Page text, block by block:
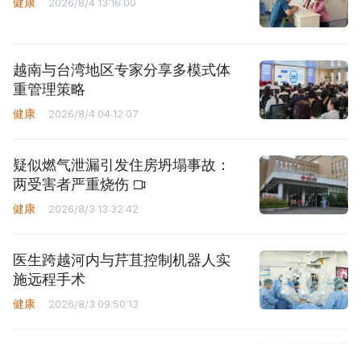
越南与台湾地区专家分享多模式体
重管理策略
健康 2026/8/4 04:12:07
疑似燃气泄漏引发住房坍塌事故：
两受害者严重烧伤
健康 2026/8/3 13:32:42
医生跨越河内与芹苴控制机器人实
施远程手术
健康 2026/8/3 09:50:13